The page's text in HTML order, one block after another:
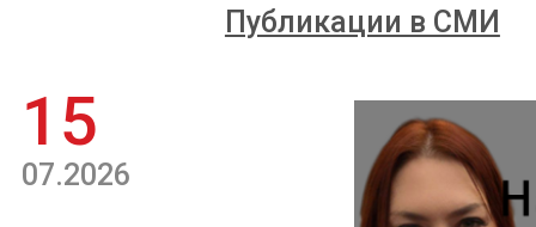
Публикации в СМИ
15
07.2026